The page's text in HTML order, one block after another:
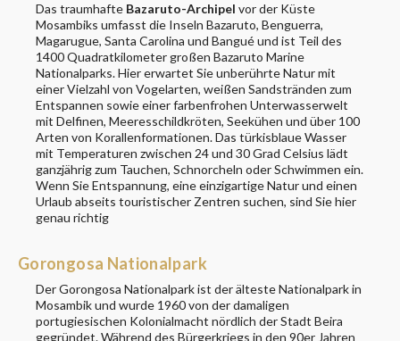
Das traumhafte Bazaruto-Archipel vor der Küste
Mosambiks umfasst die Inseln Bazaruto, Benguerra,
Magarugue, Santa Carolina und Bangué und ist Teil des
1400 Quadratkilometer großen Bazaruto Marine
Nationalparks. Hier erwartet Sie unberührte Natur mit
einer Vielzahl von Vogelarten, weißen Sandstränden zum
Entspannen sowie einer farbenfrohen Unterwasserwelt
mit Delfinen, Meeresschildkröten, Seekühen und über 100
Arten von Korallenformationen. Das türkisblaue Wasser
mit Temperaturen zwischen 24 und 30 Grad Celsius lädt
ganzjährig zum Tauchen, Schnorcheln oder Schwimmen ein.
Wenn Sie Entspannung, eine einzigartige Natur und einen
Urlaub abseits touristischer Zentren suchen, sind Sie hier
genau richtig
Gorongosa Nationalpark
Der Gorongosa Nationalpark ist der älteste Nationalpark in
Mosambik und wurde 1960 von der damaligen
portugiesischen Kolonialmacht nördlich der Stadt Beira
gegründet. Während des Bürgerkriegs in den 90er Jahren